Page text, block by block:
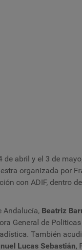
de abril y el 3 de
organizada por
con ADIF, dentro
Andalucía, Beatriz
General de
También
Lucas Sebastián,